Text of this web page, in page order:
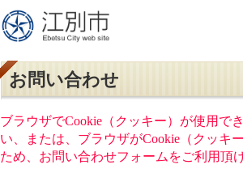
お問い合わせ
ブラウザでCookie（クッキー）が使用で
い、または、ブラウザがCookie（クッキ
ため、お問い合わせフォームをご利用頂